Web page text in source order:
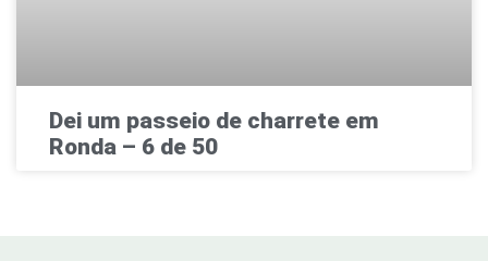
Dei um passeio de charrete em
Ronda – 6 de 50